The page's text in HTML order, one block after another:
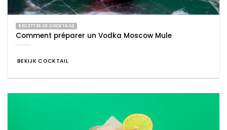
RECETTES DE COCKTAILS
Comment préparer un Vodka Moscow Mule
BEKIJK COCKTAIL